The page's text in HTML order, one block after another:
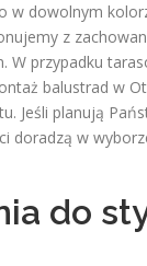
w dowolnym
z
W przypadku
balustrad w
Jeśli planują
doradzą w
do